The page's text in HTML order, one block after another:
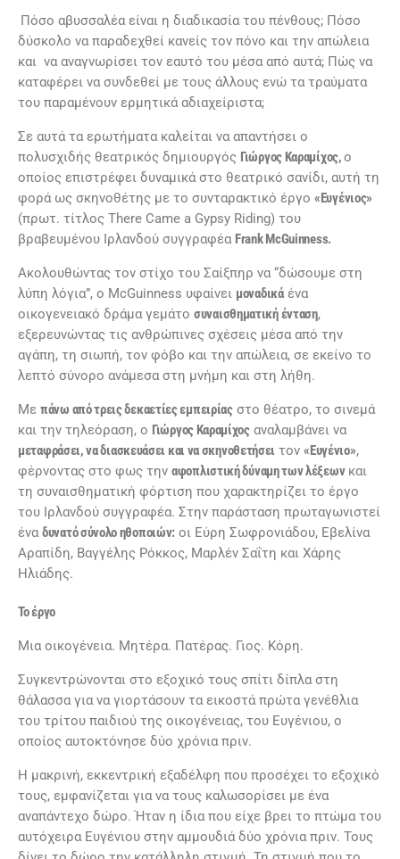
Πόσο αβυσσαλέα είναι η διαδικασία του πένθους; Πόσο
δύσκολο να παραδεχθεί κανείς τον πόνο και την απώλεια
και να αναγνωρίσει τον εαυτό του μέσα από αυτά; Πώς να
καταφέρει να συνδεθεί με τους άλλους ενώ τα τραύματα
του παραμένουν ερμητικά αδιαχείριστα;
Σε αυτά τα ερωτήματα καλείται να απαντήσει ο
πολυσχιδής θεατρικός δημιουργός Γιώργος Καραμίχος,ο
οποίος επιστρέφει δυναμικά στο θεατρικό σανίδι, αυτή τη
φορά ως σκηνοθέτης με το συνταρακτικό έργο «Ευγένιος»
(πρωτ. τίτλος There Came a Gypsy Riding) του
βραβευμένου Ιρλανδού συγγραφέα Frank McGuinness.
Ακολουθώντας τον στίχο του Σαίξπηρ να “δώσουμε στη
λύπη λόγια”, ο McGuinness υφαίνει μοναδικάένα
οικογενειακό δράμα γεμάτο συναισθηματική ένταση,
εξερευνώντας τις ανθρώπινες σχέσεις μέσα από την
αγάπη, τη σιωπή, τον φόβο και την απώλεια, σε εκείνο το
λεπτό σύνορο ανάμεσα στη μνήμη και στη λήθη.
Με πάνω από τρεις δεκαετίες εμπειρίαςστο θέατρο, το σινεμά
και την τηλεόραση, ο Γιώργος Καραμίχοςαναλαμβάνει να
μεταφράσει, να διασκευάσει και να σκηνοθετήσει τον«Ευγένιο»,
φέρνοντας στο φως την αφοπλιστική δύναμη των λέξεωνκαι
τη συναισθηματική φόρτιση που χαρακτηρίζει το έργο
του Ιρλανδού συγγραφέα. Στην παράσταση πρωταγωνιστεί
έναδυνατό σύνολο ηθοποιών: οι Εύρη Σωφρονιάδου, Εβελίνα
Αραπίδη, Βαγγέλης Ρόκκος, Μαρλέν Σαΐτη και Χάρης
Ηλιάδης.
Το έργο
Μια οικογένεια. Μητέρα. Πατέρας. Γιος. Κόρη.
Συγκεντρώνονται στο εξοχικό τους σπίτι δίπλα στη
θάλασσα για να γιορτάσουν τα εικοστά πρώτα γενέθλια
του τρίτου παιδιού της οικογένειας, του Ευγένιου, ο
οποίος αυτοκτόνησε δύο χρόνια πριν.
Η μακρινή, εκκεντρική εξαδέλφη που προσέχει το εξοχικό
τους, εμφανίζεται για να τους καλωσορίσει με ένα
αναπάντεχο δώρο. Ήταν η ίδια που είχε βρει το πτώμα του
αυτόχειρα Ευγένιου στην αμμουδιά δύο χρόνια πριν. Τους